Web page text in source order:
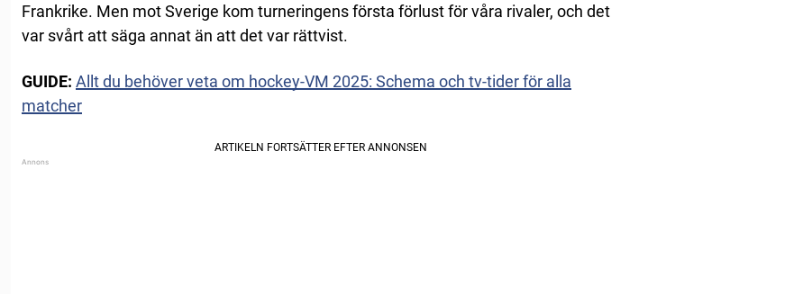
Frankrike. Men mot Sverige kom turneringens första förlust för våra rivaler, och det
var svårt att säga annat än att det var rättvist.
GUIDE: Allt du behöver veta om hockey-VM 2025: Schema och tv-tider för alla
matcher